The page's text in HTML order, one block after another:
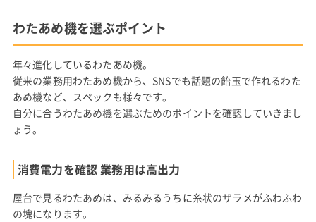
わたあめ機を選ぶポイント
年々進化しているわたあめ機。
従来の業務用わたあめ機から、SNSでも話題の飴玉で作れるわた
あめ機など、スペックも様々です。
自分に合うわたあめ機を選ぶためのポイントを確認していきまし
ょう。
消費電力を確認 業務用は高出力
屋台で見るわたあめは、みるみるうちに糸状のザラメがふわふわ
の塊になります。